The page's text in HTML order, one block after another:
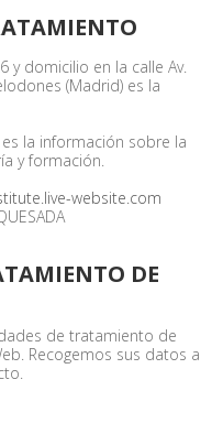
y domicilio en la calle Av.
(Madrid) es la
es la información sobre la
y formación.
website.com
DE
de tratamiento de
Recogemos sus datos a